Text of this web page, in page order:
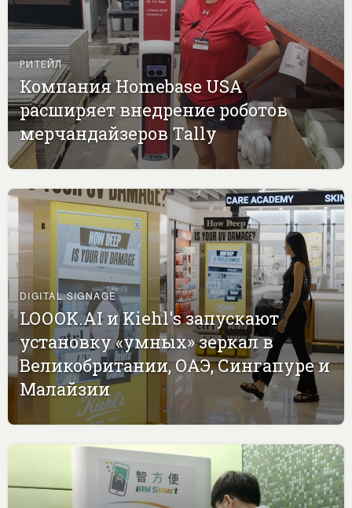
РИТЕЙЛ
Компания Homebase USA
расширяет внедрение роботов
мерчандайзеров Tally
DIGITAL SIGNAGE
LOOOK.AI и Kiehl's запускают
установку «умных» зеркал в
Великобритании, ОАЭ, Сингапуре и
Малайзии